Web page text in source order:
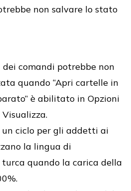
non salvare lo stato
comandi potrebbe non
quando “Apri cartelle in
è abilitato in Opzioni
un ciclo per gli addetti ai
la lingua di
quando la carica della